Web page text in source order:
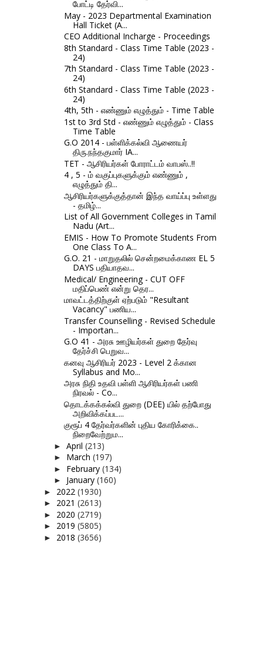
போட்டி தேர்வி...
May - 2023 Departmental Examination
Hall Ticket (A...
CEO Additional Incharge - Proceedings
8th Standard - Class Time Table (2023 -
24)
7th Standard - Class Time Table (2023 -
24)
6th Standard - Class Time Table (2023 -
24)
4th, 5th - எண்ணும் எழுத்தும் - Time Table
1st to 3rd Std - எண்ணும் எழுத்தும் - Class
Time Table
G.O 2014 - பள்ளிக்கல்வி ஆணையர்
திரு.நந்தகுமார் IA...
TET - ஆசிரியர்கள் போராட்டம் வாபஸ்..!!
4 , 5 - ம் வகுப்புகளுக்கும் எண்ணும் ,
எழுத்தும் தி...
ஆசிரியர்களுக்குத்தான் இந்த வாய்ப்பு உள்ளது
- தமிழ்...
List of All Government Colleges in Tamil
Nadu (Art...
EMIS - How To Promote Students From
One Class To A...
G.O. 21 - மாறுதலில் சென்றமைக்காண EL 5
DAYS பதியாதவ...
Medical/ Engineering - CUT OFF
மதிப்பெண் என்று தெர...
மாவட்டத்திற்குள் ஏற்படும் "Resultant
Vacancy" பணிய...
Transfer Counselling - Revised Schedule
- Importan...
G.O 41 - அரசு ஊழியர்கள் துறை தேர்வு
தேர்ச்சி பெறுவ...
கனவு ஆசிரியர் 2023 - Level 2 க்கான
Syllabus and Mo...
அரசு நிதி உதவி பள்ளி ஆசிரியர்கள் பணி
நிரவல் - Co...
தொடக்கக்கல்வி துறை (DEE) யில் தற்போது
அறிவிக்கப்பட...
குரூப் 4 தேர்வர்களின் புதிய கோரிக்கை..
நிறைவேற்றும...
► April (213)
► March (197)
► February (134)
► January (160)
► 2022 (1930)
► 2021 (2613)
► 2020 (2719)
► 2019 (5805)
► 2018 (3656)